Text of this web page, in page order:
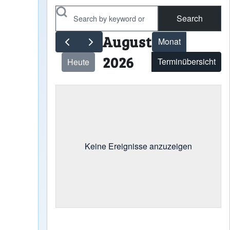
Search
Heute
August
2026
Monat
Terminübersicht
Keine Ereignisse anzuzeigen